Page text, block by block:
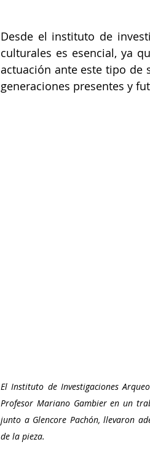
Desde el instituto de
culturales es esencial, ya
actuación ante este tipo de
generaciones presentes y
El Instituto de Investigaciones
Profesor Mariano Gambier en un
junto a Glencore Pachón, llevaron
de la pieza.